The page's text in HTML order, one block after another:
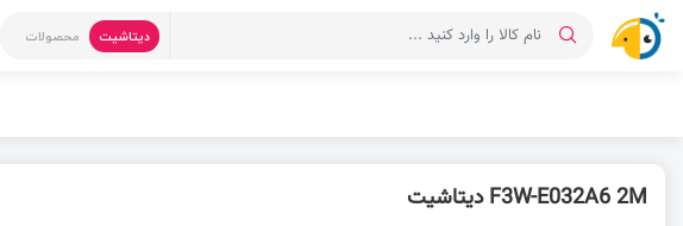
دیتاشیت محصولات
F3W-E032A6 2M دیتاشیت